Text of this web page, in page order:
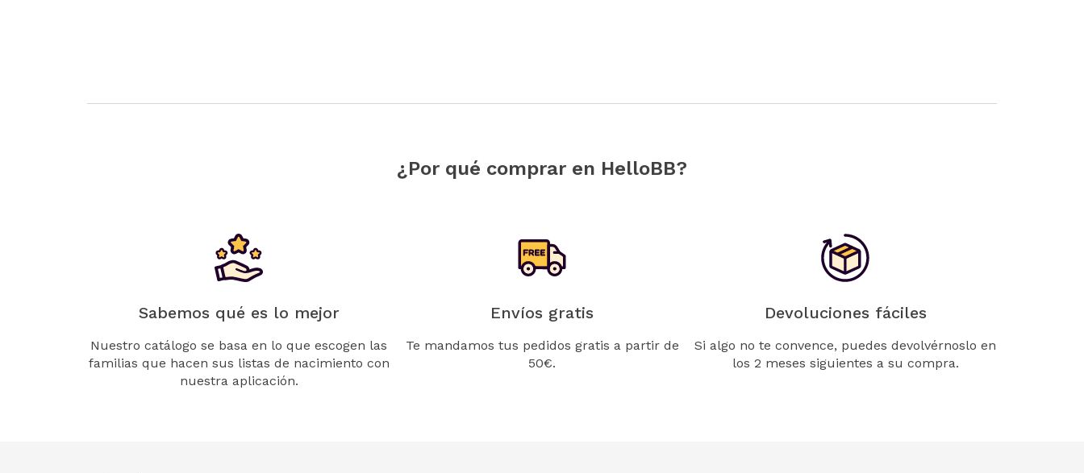
¿Por qué comprar en HelloBB?
Sabemos qué es lo mejor
Nuestro catálogo se basa en lo que escogen las
familias que hacen sus listas de nacimiento con
nuestra aplicación.
Envíos gratis
Te mandamos tus pedidos gratis a partir de
50€.
Devoluciones fáciles
Si algo no te convence, puedes devolvérnoslo en
los 2 meses siguientes a su compra.